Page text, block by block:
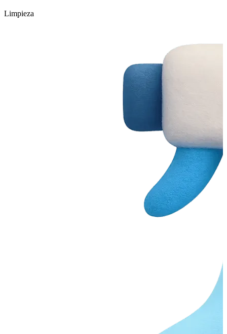
Limpieza